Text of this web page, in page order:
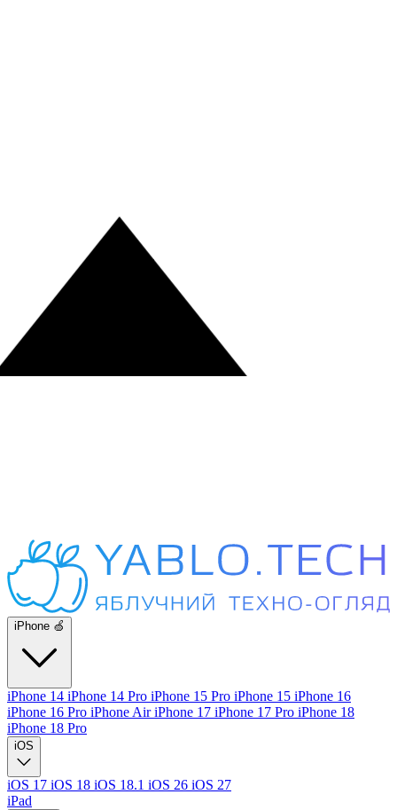
iPhone 🍏
iPhone 14 iPhone 14 Pro iPhone 15 Pro iPhone 15 iPhone 16
iPhone 16 Pro iPhone AiriPhone 17 iPhone 17 Pro iPhone 18
iPhone 18 Pro
iOS
iOS 17 iOS 18 iOS 18.1 iOS 26 iOS 27
iPad